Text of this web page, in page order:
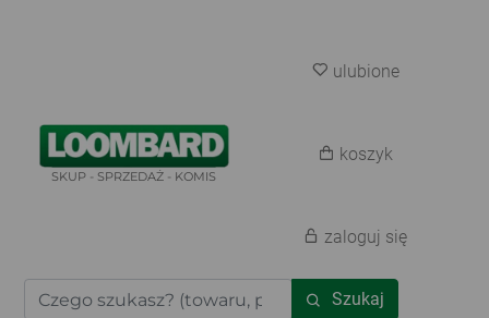
SKUP - SPRZEDAŻ - KOMIS
Szukaj
ulubione
koszyk
zaloguj się